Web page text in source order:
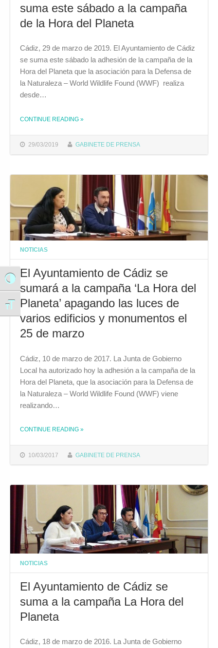
Alternar alto contraste
Alternar tamaño de letra
suma este sábado a la campaña
de la Hora del Planeta
29/03/2019 GABINETE DE PRENSA
Cádiz, 29 de marzo de 2019. El Ayuntamiento de Cádiz
se suma este sábado la adhesión de la campaña de la
Hora del Planeta que la asociación para la Defensa de
la Naturaleza – World Wildlife Found (WWF) realiza
desde…
CONTINUE READING THE "EL AYUNTAMIENTO DE CÁDIZ SE SUMA ESTE SÁBADO A LA CAMPAÑA DE LA HORA DEL PLANETA"
»
NOTICIAS
El Ayuntamiento de Cádiz se
sumará a la campaña ‘La Hora del
Planeta’ apagando las luces de
varios edificios y monumentos el
25 de marzo
10/03/2017 GABINETE DE PRENSA
Cádiz, 10 de marzo de 2017. La Junta de Gobierno
Local ha autorizado hoy la adhesión a la campaña de la
Hora del Planeta, que la asociación para la Defensa de
la Naturaleza – World Wildlife Found (WWF) viene
realizando…
CONTINUE READING »
NOTICIAS
El Ayuntamiento de Cádiz se
suma a la campaña La Hora del
Planeta
Cádiz, 18 de marzo de 2016. La Junta de Gobierno